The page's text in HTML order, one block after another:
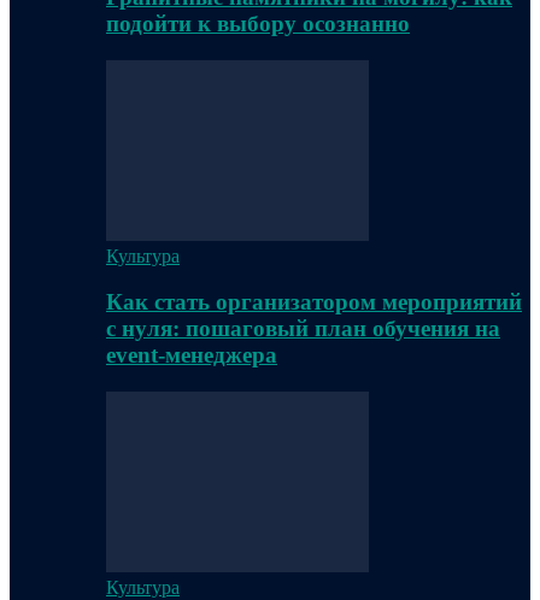
подойти к выбору осознанно
Культура
Как стать организатором мероприятий
с нуля: пошаговый план обучения на
event-менеджера
Культура